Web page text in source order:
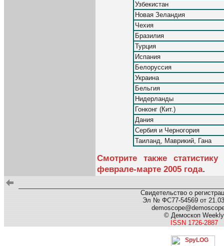
Узбекистан
Новая Зеландия
Чехия
Бразилия
Турция
Испания
Белоруссия
Украина
Бельгия
Нидерланды
Гонконг (Кит.)
Дания
Сербия и Черногория
Таиланд, Маврикий, Гана
Смотрите также
феврале-марте 2005 года.
Свидетельство о
Эл № ФС77-54569 от
© Демоскоп Weekly
ISSN 1726-2887